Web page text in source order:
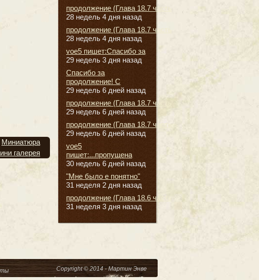
Миниатюра
галерея
продолжение (Глава 18.7 часть
28 недель 4 дня назад
продолжение (Глава 18.7 часть
28 недель 4 дня назад
voe5 пишет:Спасибо за
29 недель 3 дня назад
Спасибо за
продолжение! С
29 недель 6 дней назад
продолжение (Глава 18.7 часть
29 недель 6 дней назад
продолжение (Глава 18.7 часть
29 недель 6 дней назад
voe5
пишет:...пропущена
30 недель 6 дней назад
"Мне было е понятно"
31 неделя 2 дня назад
продолжение (Глава 18.6 часть
31 неделя 3 дня назад
Copyright © 2014 - Мартин Энве